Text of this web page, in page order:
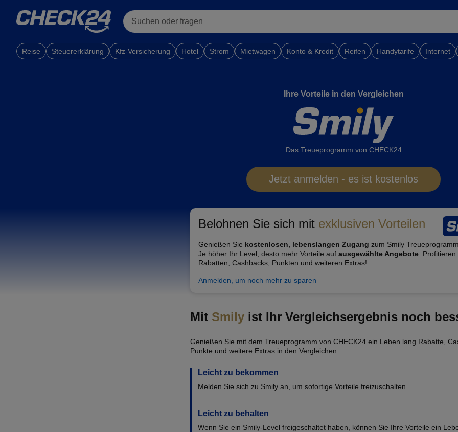
Suchen oder fragen
Reise Steuererklärung Kfz-Versicherung Hotel Strom Mietwagen Konto & Kredit Reifen Handytarife Internet
Ihre Vorteile in den Vergleichen
Das Treueprogramm von CHECK24
Jetzt anmelden - es ist kostenlos
Belohnen Sie sich mit exklusiven Vorteilen
Genießen Sie kostenlosen, lebenslangen Zugang zum Smily
Je höher Ihr Level, desto mehr Vorteile auf ausgewählte Angebote .
Rabatten, Cashbacks, Punkten und weiteren Extras!
Anmelden, um noch mehr zu sparen
Mit Smily ist Ihr Vergleichsergebnis noch
Genießen Sie mit dem Treueprogramm von CHECK24 ein Leben lang Rabatte,
Punkte und weitere Extras in den Vergleichen.
Leicht zu bekommen
Melden Sie sich zu Smily an, um sofortige Vorteile freizuschalten.
Leicht zu behalten
Wenn Sie ein Smily-Level freigeschaltet haben, können Sie Ihre Vorteile ein